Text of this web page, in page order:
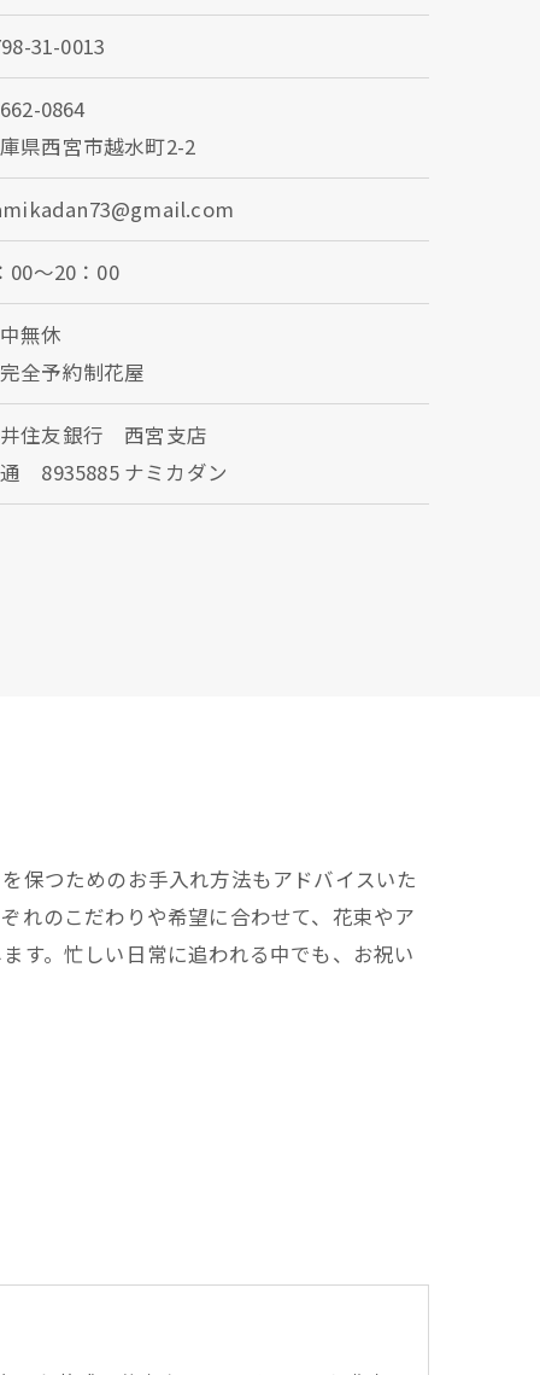
31-0013
0864
県西宮市越水町2-2
00～20：00
無休
全予約制花屋
住友銀行 西宮支店
8935885 ナミカダン
保つためのお手入れ方法もアドバイスいた
れのこだわりや希望に合わせて、花束やア
す。忙しい日常に追われる中でも、お祝い